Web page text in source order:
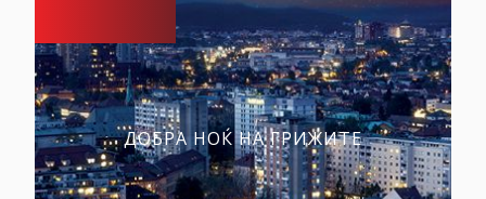
ДОБРА НОЌ НА ГРИЖИТЕ